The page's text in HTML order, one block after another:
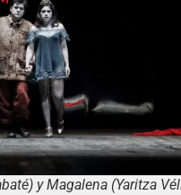
y Magalena (Yaritza